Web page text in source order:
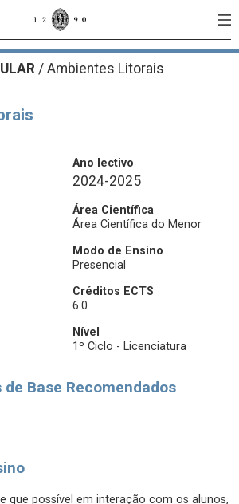
/ Ambientes Litorais
Ano lectivo
2024-2025
Área Científica
Área Científica do Menor
Modo de Ensino
Presencial
Créditos ECTS
6.0
Nível
1º Ciclo - Licenciatura
Base Recomendados
que possível em interação com os alunos,